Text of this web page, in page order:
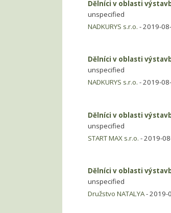
Dělníci v oblasti
unspecified
NADKURYS s.r.o. - 2019-
Dělníci v oblasti
unspecified
NADKURYS s.r.o. - 2019-
Dělníci v oblasti
unspecified
START MAX s.r.o. - 2019-
Dělníci v oblasti
unspecified
Družstvo NATALYA- 2019-